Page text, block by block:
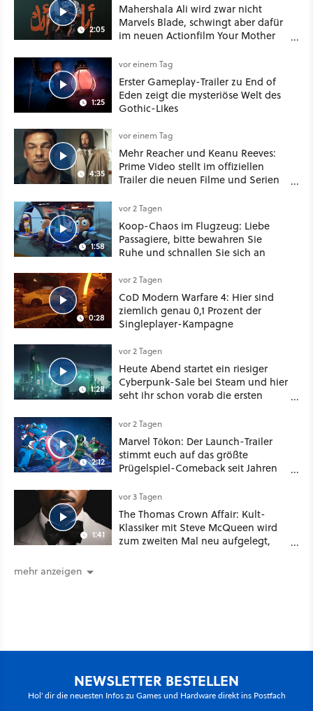
2:05
Mahershala Ali wird zwar nicht
Marvels Blade, schwingt aber dafür
im neuen Actionfilm Your Mother
Schwert
1:25
vor einem Tag
Erster Gameplay-Trailer zu End of
Eden zeigt die mysteriöse Welt des
Gothic-Likes
4:35
vor einem Tag
Mehr Reacher und Keanu Reeves:
Prime Video stellt im offiziellen
Trailer die neuen Filme und Serien
1:58
vor 2 Tagen
Koop-Chaos im Flugzeug: Liebe
Passagiere, bitte bewahren Sie
Ruhe und schnallen Sie sich an
0:28
vor 2 Tagen
CoD Modern Warfare 4: Hier sind
ziemlich genau 0,1 Prozent der
Singleplayer-Kampagne
1:28
vor 2 Tagen
Heute Abend startet ein riesiger
Cyberpunk-Sale bei Steam und hier
seht ihr schon vorab die ersten
2:12
vor 2 Tagen
Marvel Tōkon: Der Launch-Trailer
stimmt euch auf das größte
Prügelspiel-Comeback seit Jahren
1:41
vor 3 Tagen
The Thomas Crown Affair: Kult-
Klassiker mit Steve McQueen wird
zum zweiten Mal neu aufgelegt,
mehr anzeigen
NEWSLETTER BESTELLEN
Hol' dir die neuesten Infos zu Games und Hardware direkt ins Postfach